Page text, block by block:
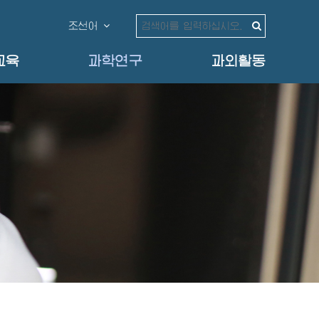
조선어
육 과학연구 과외활동